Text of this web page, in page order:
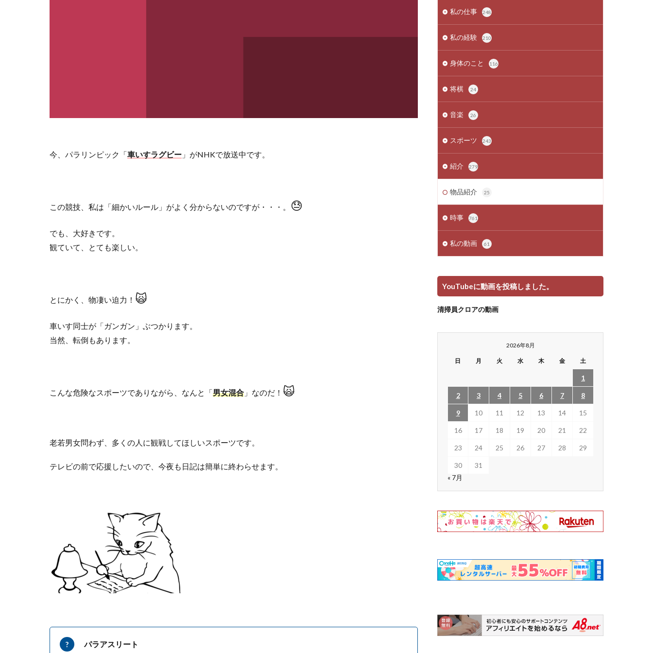
今、パラリンピック「車いすラグビー 」がNHKで放送中です。
この競技、私は「細かいルール」がよく分からないのですが・・・。 😓
でも、大好きです。
観ていて、とても楽しい。
とにかく、物凄い迫力！ 🙀
車いす同士が「ガンガン」ぶつかります。
当然、転倒もあります。
こんな危険なスポーツでありながら、なんと「男女混合 」なのだ！ 🙀
老若男女問わず、多くの人に観戦してほしいスポーツです。
テレビの前で応援したいので、今夜も日記は簡単に終わらせます。
パラアスリート
私の仕事 248
私の経験 210
身体のこと 116
将棋 24
音楽 26
スポーツ 243
紹介 279
物品紹介 25
時事 761
私の動画 61
YouTubeに動画を投稿しました。
清掃員クロアの動画
2026年8月
日 月 火 水 木 金 土
1
2 3 4 5 6 7 8
9 10 11 12 13 14 15
16 17 18 19 20 21 22
23 24 25 26 27 28 29
30
31
« 7月